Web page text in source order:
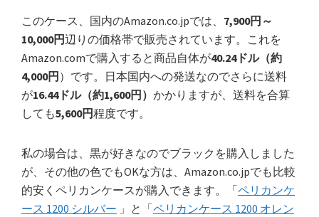
このケース、国内のAmazon.co.jpでは、 7,900円～
10,000円辺りの価格帯で販売されています。これを
Amazon.comで購入すると商品自体が40.24ドル（約
4,000円 ）です。日本国内への発送なのでさらに送料
が16.44ドル（約1,600円） かかりますが、送料を合算
しても5,600円程度です。
私の場合は、黒が好きなのでブラックを購入しました
が、その他の色でもOKな方は、Amazon.co.jpでも比較
的安くペリカンケースが購入できます。「ペリカンケ
ース 1200 シルバー 」と「ペリカンケース 1200 オレン